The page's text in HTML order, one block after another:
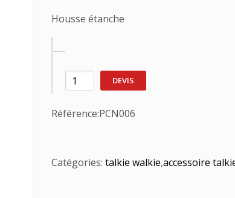
Housse étanche
DEVIS
Référence:PCN006
Catégories: talkie walkie,accessoire